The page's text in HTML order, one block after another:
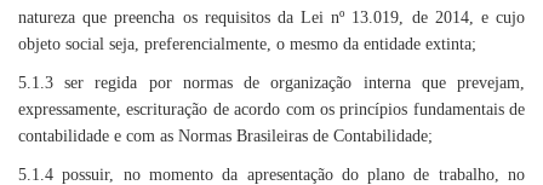
natureza que preencha os requisitos da Lei nº 13.019, de 2014, e cujo
objeto social seja, preferencialmente, o mesmo da entidade extinta;
5.1.3 ser regida por normas de organização interna que prevejam,
expressamente, escrituração de acordo com os princípios fundamentais de
contabilidade e com as Normas Brasileiras de Contabilidade;
5.1.4 possuir, no momento da apresentação do plano de trabalho, no